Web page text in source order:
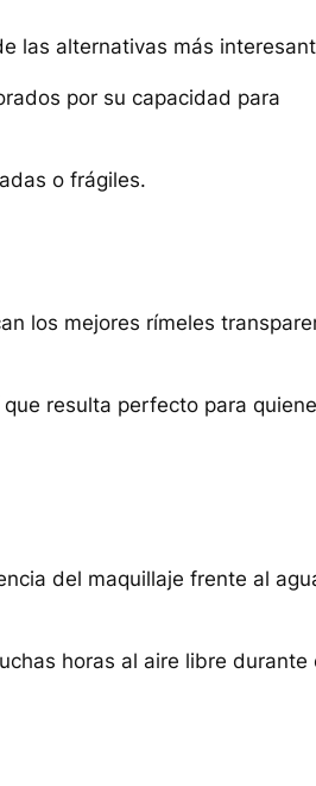
las alternativas más
por su capacidad para
o frágiles.
los mejores rímeles
resulta perfecto para
del maquillaje frente al
horas al aire libre durante